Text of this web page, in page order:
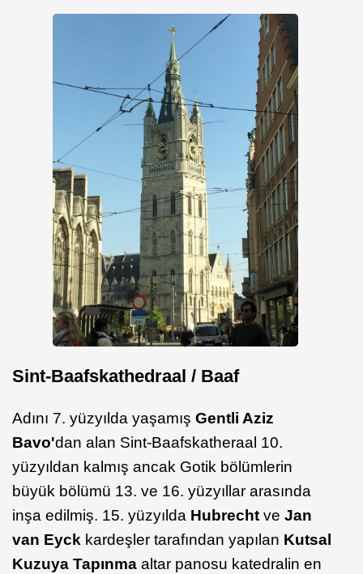
Sint-Baafskathedraal / Baaf
Adını 7. yüzyılda yaşamış Gentli Aziz
Bavo'dan alan Sint-Baafskatheraal 10.
yüzyıldan kalmış ancak Gotik bölümlerin
büyük bölümü 13. ve 16. yüzyıllar arasında
inşa edilmiş. 15. yüzyılda Hubrecht ve Jan
van Eyck kardeşler tarafından yapılan Kutsal
Kuzuya Tapınma altar panosu katedralin en